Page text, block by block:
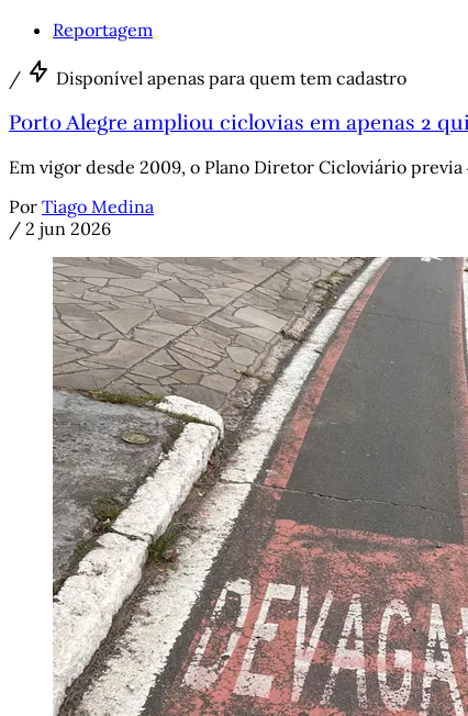
Reportagem
/ Disponível apenas para quem tem cadastro
Porto Alegre ampliou ciclovias em apenas 2
Em vigor desde 2009, o Plano Diretor Cicloviário
Por Tiago Medina
/ 2 jun 2026